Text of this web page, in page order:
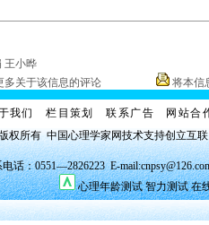
王小晔
多关于该信息的评论
将本信
我们 栏目策划 联系广告
网站合
权所有 中国心理学家网技术支持创立互
话：0551—2826223 E-
心理年龄测试 智力测试 在